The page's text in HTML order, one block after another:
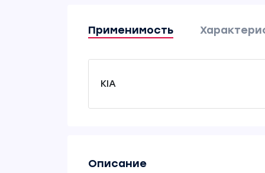
Применимость
KIA
Описание